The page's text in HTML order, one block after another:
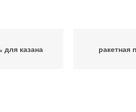
для казана ракетная